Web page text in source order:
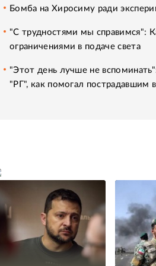
Бомба на Хиросиму ради
"С трудностями мы справимся":
ограничениями в подаче света
"Этот день лучше не
"РГ", как помогал пострадавшим